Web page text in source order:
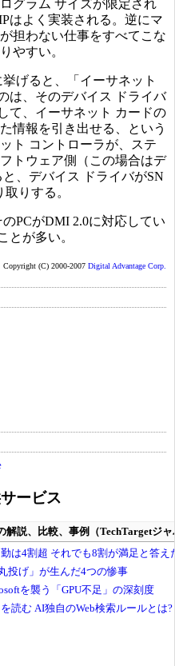
グラム サイズが限定され
はよく実装される。逆にマ
担わない仕事をすべてこな
やすい。
げると、「イーサネット
は、そのデバイス ドライバ
て、イーサネット カードの
情報を引き出せる、という
ト コントローラが、ステ
トウェア側（この場合はデ
、デバイス ドライバがSN
りする。
PCがDMI 2.0に対応してい
とが多い。
Copyright (C) 2000-2007 Digital Advantage Corp.
ービス